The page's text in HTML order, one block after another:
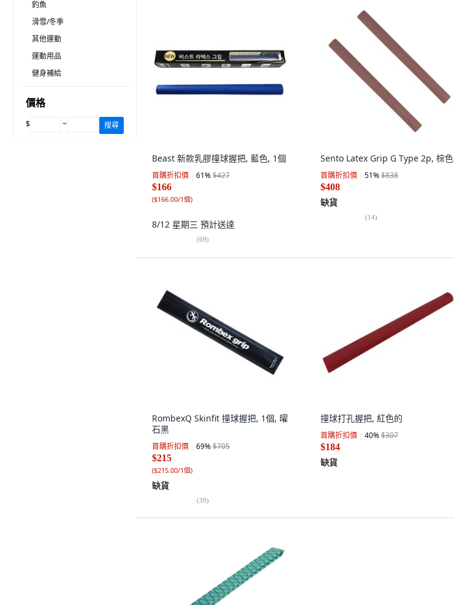
釣魚
滑雪/冬季
其他運動
運動用品
健身補給
價格
$ ~ 搜尋
Beast 新款乳膠撞球握把, 藍色, 1個
首購折扣價 61%$427
$166
($166.00/1個)
8/12 星期三 預計送達
(69)
Sento Latex Grip G Type 2p, 棕色
首購折扣價 51%$838
$408
缺貨
(14)
RombexQ Skinfit 撞球握把, 1個, 曜
石黑
首購折扣價 69%$705
$215
($215.00/1個)
缺貨
(39)
撞球打孔握把, 紅色的
首購折扣價 40%$307
$184
缺貨